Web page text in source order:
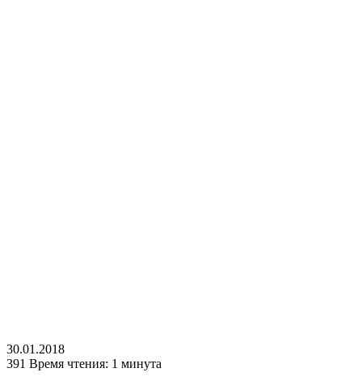
30.01.2018
391 Время чтения: 1 минута